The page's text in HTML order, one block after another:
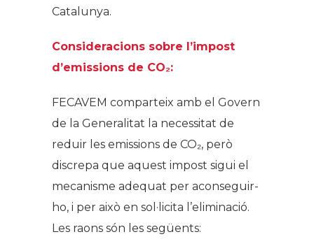
Catalunya.
Consideracions sobre l’impost
d’emissions de CO₂:
FECAVEM comparteix amb el Govern
de la Generalitat la necessitat de
reduir les emissions de CO₂, però
discrepa que aquest impost sigui el
mecanisme adequat per aconseguir-
ho, i per això en sol·licita l’eliminació.
Les raons són les següents: